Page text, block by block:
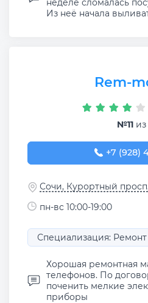
неделе сломалась
Из неё начала
Rem-
№11из
+7 (928)
+7 (928)
Сочи, Курортный
пн-вс 10:00-19:00
Специализация:
Хорошая ремонтная
телефонов. По
поченить мелкие
приборы